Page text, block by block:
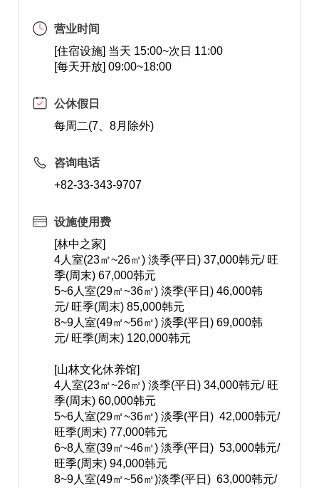
营业时间
[住宿设施] 当天 15:00~次日 11:00
[每天开放] 09:00~18:00
公休假日
每周二(7、8月除外)
咨询电话
+82-33-343-9707
设施使用费
[林中之家]
4人室(23㎡~26㎡) 淡季(平日) 37,000韩元/ 旺
季(周末) 67,000韩元
5~6人室(29㎡~36㎡) 淡季(平日) 46,000韩
元/ 旺季(周末) 85,000韩元
8~9人室(49㎡~56㎡) 淡季(平日) 69,000韩
元/ 旺季(周末) 120,000韩元
[山林文化休养馆]
4人室(23㎡~26㎡) 淡季(平日) 34,000韩元/ 旺
季(周末) 60,000韩元
5~6人室(29㎡~36㎡) 淡季(平日) 42,000韩元/
旺季(周末) 77,000韩元
6~8人室(39㎡~46㎡) 淡季(平日) 53,000韩元/
旺季(周末) 94,000韩元
8~9人室(49㎡~56㎡)淡季(平日) 63,000韩元/